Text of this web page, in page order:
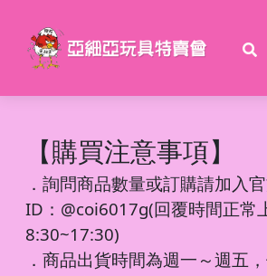
【購買注意事項】
． 詢問商品數量或訂購請加入官
ID：@coi6017g(回覆時間正常
8:30~17:30)
．商品出貨時間為週一～週五